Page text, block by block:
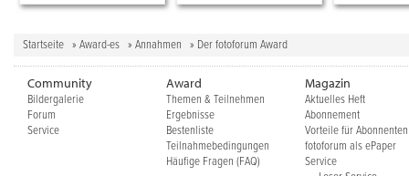
Startseite » Award-es » Annahmen » Der fotoforum Award
Community
Bildergalerie
Forum
Service
Award
Themen & Teilnehmen
Ergebnisse
Bestenliste
Teilnahmebedingungen
Häufige Fragen (FAQ)
Magazin
Aktuelles Heft
Abonnement
Vorteile für Abonnenten
fotoforum als ePaper
Service